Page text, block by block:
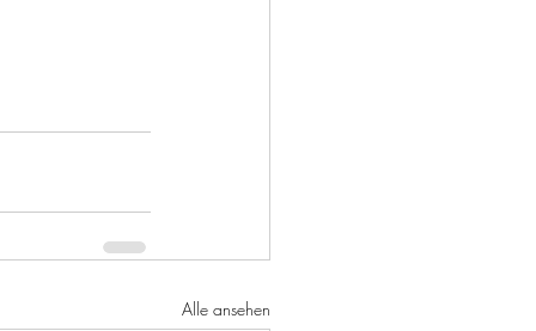
Alle ansehen